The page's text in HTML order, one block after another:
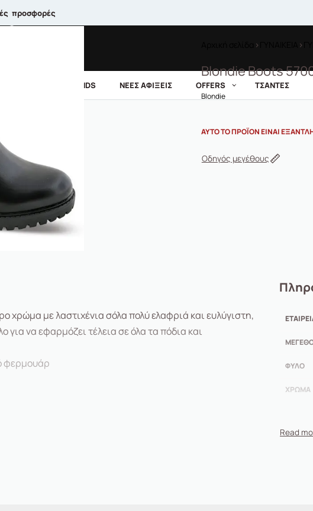
προσφορές
BRANDS ΝΕΕΣ ΑΦΙΞΕΙΣ OFFERS ΤΣΑΝΤΕΣ
› ›
Blondie Boots
Blondie
ΑΥΤΌ ΤΟ ΠΡΟΪΌΝ ΕΊΝΑΙ
Οδηγός μεγέθους
χρώμα με λαστιχένια σόλα πολύ ελαφριά και ευλύγιστη,
για να εφαρμόζει τέλεια σε όλα τα πόδια και
φερμουάρ
ΦΎΛΟ
ΧΡΏΜΑ